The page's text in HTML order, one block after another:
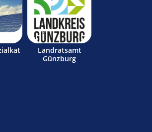
Landratsamt
Günzburg